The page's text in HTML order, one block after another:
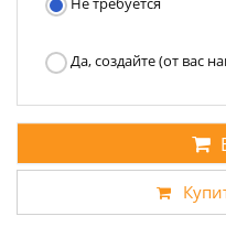
Да, создайте (от вас